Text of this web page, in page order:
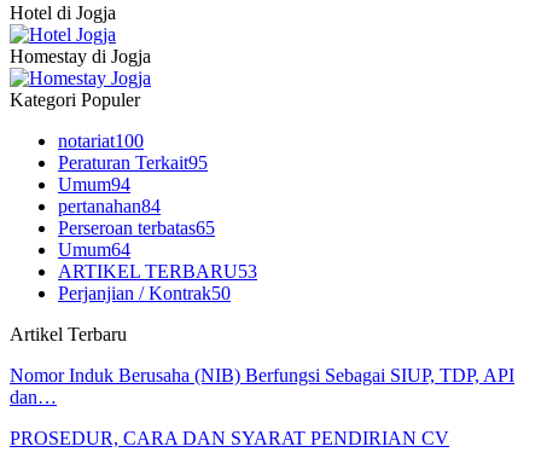
Hotel di Jogja
Homestay di Jogja
Kategori Populer
notariat100
Peraturan Terkait95
Umum94
pertanahan84
Perseroan terbatas65
Umum64
ARTIKEL TERBARU53
Perjanjian / Kontrak50
Artikel Terbaru
Nomor Induk Berusaha (NIB) Berfungsi Sebagai SIUP, TDP, API
dan…
PROSEDUR, CARA DAN SYARAT PENDIRIAN CV